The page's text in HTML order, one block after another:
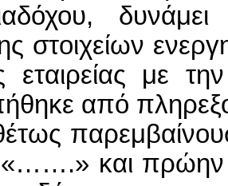
στοιχείων
εταιρείας με
από
«…….» και